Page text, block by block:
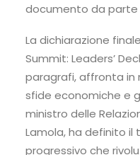
documento da parte
La dichiarazione
Summit: Leaders’
paragrafi, affronta in
sfide economiche e
ministro delle
Lamola, ha definito il
progressivo che